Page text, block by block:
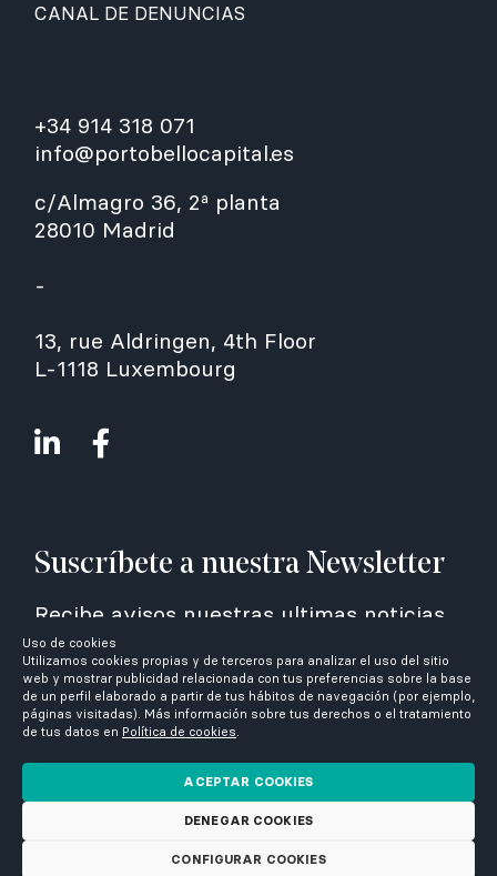
Uso de cookies
Utilizamos cookies propias y de terceros para analizar el uso del sitio
web y mostrar publicidad relacionada con tus preferencias sobre la base
de un perfil elaborado a partir de tus hábitos de navegación (por ejemplo,
páginas visitadas). Más información sobre tus derechos o el tratamiento
de tus datos en Política de cookies.
ACEPTAR COOKIES
DENEGAR COOKIES
CONFIGURAR COOKIES
CANAL DE DENUNCIAS
+34 914 318 071
info@portobellocapital.es
c/Almagro 36, 2ª planta
28010 Madrid
-
13, rue Aldringen, 4th Floor
L-1118 Luxembourg
Suscríbete a nuestra Newsletter
Recibe avisos nuestras ultimas noticias
He leído y acepto la